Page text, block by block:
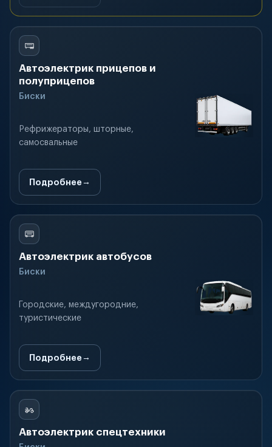
Автоэлектрик прицепов и
полуприцепов
Биски
Рефрижераторы, шторные,
самосвальные
Подробнее
Автоэлектрик автобусов
Биски
Городские, междугородние,
туристические
Подробнее
Автоэлектрик спецтехники